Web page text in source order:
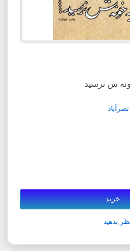
ش نرسید
خرید
بدهید